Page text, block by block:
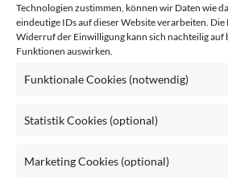
Technologien zustimmen, können wir Daten wie
eindeutige IDs auf dieser Website verarbeiten.
Widerruf der Einwilligung kann sich nachteilig auf
Funktionen auswirken.
Funktionale Cookies (notwendig)
Statistik Cookies (optional)
Marketing Cookies (optional)
fettige Haut
Mischhaut
normale Haut
Unreinheiten